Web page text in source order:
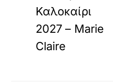
Καλοκαίρι
2027 – Marie
Claire